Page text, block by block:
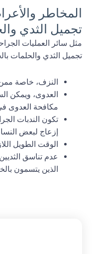
المخاطر
تجميل الثدي
مثل سائر العمليات
تجميل الثدي والحلمات
النزف، خاصة
العدوى، ويمكن
مكافحة العدوى
تكون الندبات
إزعاج لبعض
الوقت الطويل
عدم تناسق
الذين يتسمون